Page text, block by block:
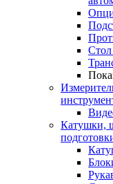
Стол
Катушки,